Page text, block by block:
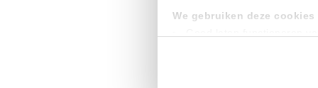
We gebruiken deze cookies
inquietud
como uno